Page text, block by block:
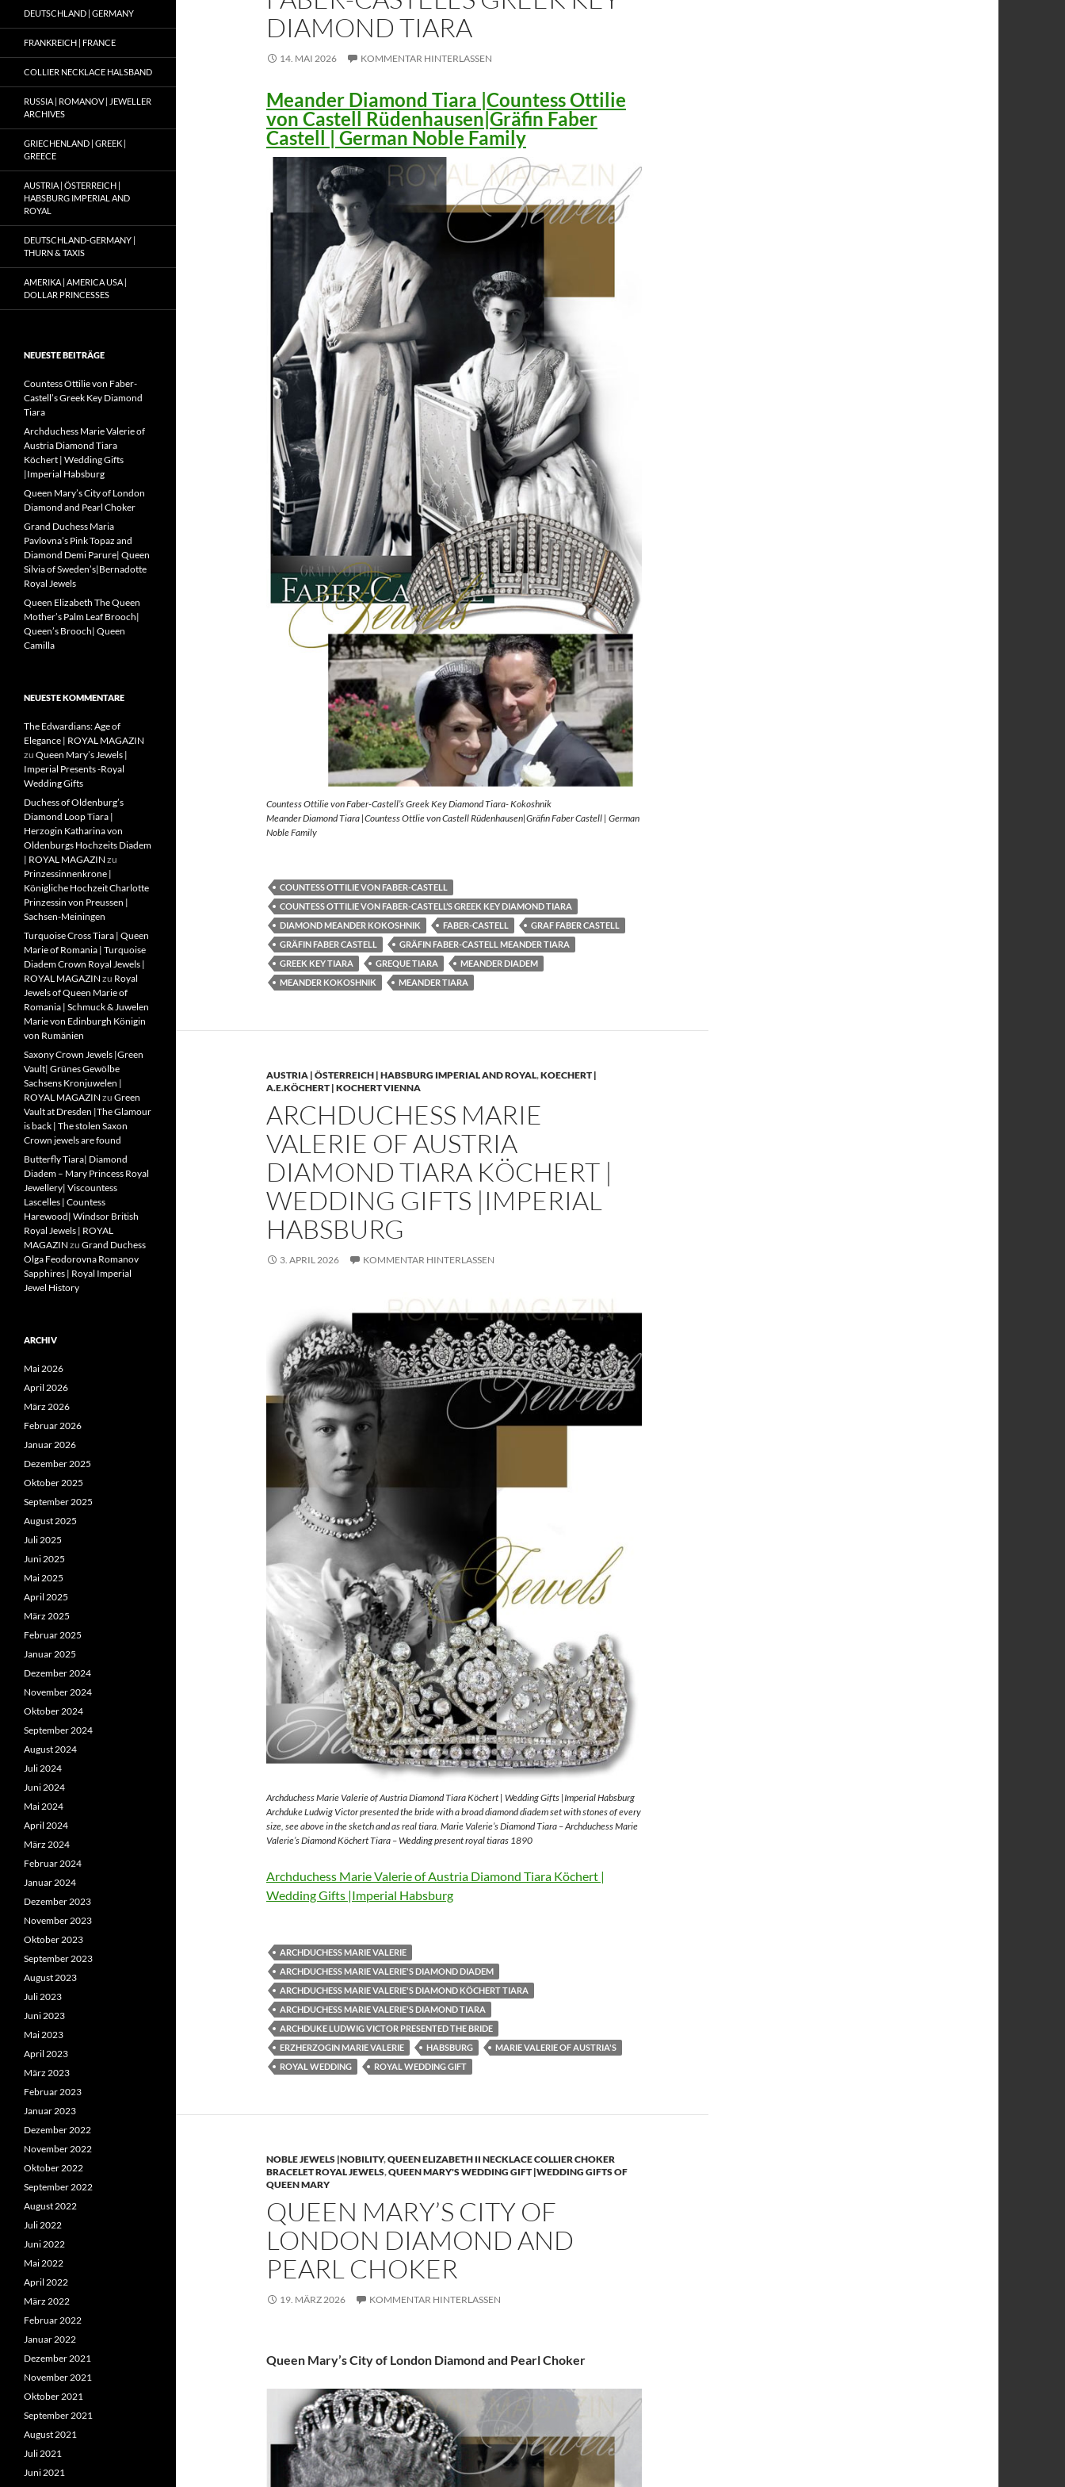
DIAMOND TIARA
14. MAI 2026 KOMMENTAR HINTERLASSEN
Meander Diamond Tiara |Countess Ottilie
von Castell Rüdenhausen|Gräfin Faber
Castell | German Noble Family
Countess Ottilie von Faber-Castell’s Greek Key Diamond Tiara- Kokoshnik
Meander Diamond Tiara |Countess Ottlie von Castell Rüdenhausen|Gräfin Faber Castell | German
Noble Family
COUNTESS OTTILIE VON FABER-CASTELL
COUNTESS OTTILIE VON FABER-CASTELL’S GREEK KEY DIAMOND TIARA
DIAMOND MEANDER KOKOSHNIK
FABER-CASTELL
GRAF FABER CASTELL
GRÄFIN FABER CASTELL
GRÄFIN FABER-CASTELL MEANDER TIARA
GREEK KEY TIARA
GREQUE TIARA
MEANDER DIADEM
MEANDER KOKOSHNIK
MEANDER TIARA
AUSTRIA | ÖSTERREICH | HABSBURG IMPERIAL AND ROYAL,KOECHERT |
A.E.KÖCHERT | KOCHERT VIENNA
ARCHDUCHESS MARIE
VALERIE OF AUSTRIA
DIAMOND TIARA KÖCHERT |
WEDDING GIFTS |IMPERIAL
HABSBURG
3. APRIL 2026 KOMMENTAR HINTERLASSEN
Archduchess Marie Valerie of Austria Diamond Tiara Köchert | Wedding Gifts |Imperial Habsburg
Archduke Ludwig Victor presented the bride with a broad diamond diadem set with stones of every
size, see above in the sketch and as real tiara. Marie Valerie’s Diamond Tiara – Archduchess Marie
Valerie’s Diamond Köchert Tiara – Wedding present royal tiaras 1890
Archduchess Marie Valerie of Austria Diamond Tiara Köchert |
Wedding Gifts |Imperial Habsburg
ARCHDUCHESS MARIE VALERIE
ARCHDUCHESS MARIE VALERIE'S DIAMOND DIADEM
ARCHDUCHESS MARIE VALERIE'S DIAMOND KÖCHERT TIARA
ARCHDUCHESS MARIE VALERIE'S DIAMOND TIARA
ARCHDUKE LUDWIG VICTOR PRESENTED THE BRIDE
ERZHERZOGIN MARIE VALERIE
HABSBURG
MARIE VALERIE OF AUSTRIA'S
ROYAL WEDDING
ROYAL WEDDING GIFT
NOBLE JEWELS |NOBILITY,QUEEN ELIZABETH II NECKLACE COLLIER CHOKER
BRACELET ROYAL JEWELS,QUEEN MARY'S WEDDING GIFT |WEDDING GIFTS OF
QUEEN MARY
QUEEN MARY’S CITY OF
LONDON DIAMOND AND
PEARL CHOKER
19. MÄRZ 2026 KOMMENTAR HINTERLASSEN
Queen Mary’s City of London Diamond and Pearl Choker
DEUTSCHLAND | GERMANY
FRANKREICH | FRANCE
COLLIER NECKLACE HALSBAND
RUSSIA | ROMANOV | JEWELLER
ARCHIVES
GRIECHENLAND | GREEK |
GREECE
AUSTRIA | ÖSTERREICH |
HABSBURG IMPERIAL AND
ROYAL
DEUTSCHLAND-GERMANY |
THURN & TAXIS
AMERIKA | AMERICA USA |
DOLLAR PRINCESSES
NEUESTE BEITRÄGE
Countess Ottilie von Faber-
Castell’s Greek Key Diamond
Tiara
Archduchess Marie Valerie of
Austria Diamond Tiara
Köchert | Wedding Gifts
|Imperial Habsburg
Queen Mary’s City of London
Diamond and Pearl Choker
Grand Duchess Maria
Pavlovna’s Pink Topaz and
Diamond Demi Parure| Queen
Silvia of Sweden’s|Bernadotte
Royal Jewels
Queen Elizabeth The Queen
Mother’s Palm Leaf Brooch|
Queen’s Brooch| Queen
Camilla
NEUESTE KOMMENTARE
The Edwardians: Age of
Elegance | ROYAL MAGAZIN
zu Queen Mary’s Jewels |
Imperial Presents -Royal
Wedding Gifts
Duchess of Oldenburg’s
Diamond Loop Tiara |
Herzogin Katharina von
Oldenburgs Hochzeits Diadem
| ROYAL MAGAZIN zu
Prinzessinnenkrone |
Königliche Hochzeit Charlotte
Prinzessin von Preussen |
Sachsen-Meiningen
Turquoise Cross Tiara | Queen
Marie of Romania | Turquoise
Diadem Crown Royal Jewels |
ROYAL MAGAZIN zu Royal
Jewels of Queen Marie of
Romania | Schmuck & Juwelen
Marie von Edinburgh Königin
von Rumänien
Saxony Crown Jewels |Green
Vault| Grünes Gewölbe
Sachsens Kronjuwelen |
ROYAL MAGAZIN zu Green
Vault at Dresden |The Glamour
is back | The stolen Saxon
Crown jewels are found
Butterfly Tiara| Diamond
Diadem – Mary Princess Royal
Jewellery| Viscountess
Lascelles | Countess
Harewood| Windsor British
Royal Jewels | ROYAL
MAGAZIN zu Grand Duchess
Olga Feodorovna Romanov
Sapphires | Royal Imperial
Jewel History
ARCHIV
Mai 2026
April 2026
März 2026
Februar 2026
Januar 2026
Dezember 2025
Oktober 2025
September 2025
August 2025
Juli 2025
Juni 2025
Mai 2025
April 2025
März 2025
Februar 2025
Januar 2025
Dezember 2024
November 2024
Oktober 2024
September 2024
August 2024
Juli 2024
Juni 2024
Mai 2024
April 2024
März 2024
Februar 2024
Januar 2024
Dezember 2023
November 2023
Oktober 2023
September 2023
August 2023
Juli 2023
Juni 2023
Mai 2023
April 2023
März 2023
Februar 2023
Januar 2023
Dezember 2022
November 2022
Oktober 2022
September 2022
August 2022
Juli 2022
Juni 2022
Mai 2022
April 2022
März 2022
Februar 2022
Januar 2022
Dezember 2021
November 2021
Oktober 2021
September 2021
August 2021
Juli 2021
Juni 2021